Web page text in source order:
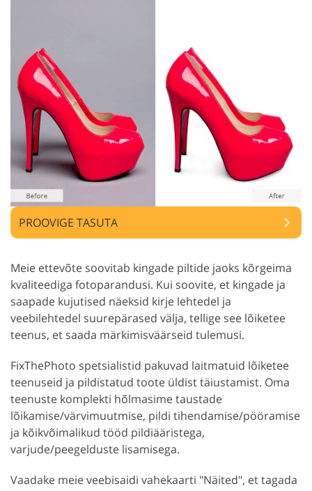
PROOVIGE TASUTA
Meie ettevõte soovitab kingade piltide jaoks kõrgeima
kvaliteediga fotoparandusi. Kui soovite, et kingade ja
saapade kujutised näeksid kirje lehtedel ja
veebilehtedel suurepärased välja, tellige see lõiketee
teenus, et saada märkimisväärseid tulemusi.
FixThePhoto spetsialistid pakuvad laitmatuid lõiketee
teenuseid ja pildistatud toote üldist täiustamist. Oma
teenuste komplekti hõlmasime taustade
lõikamise/värvimuutmise, pildi tihendamise/pööramise
ja kõikvõimalikud tööd pildiääristega,
varjude/peegelduste lisamisega.
Vaadake meie veebisaidi vahekaarti "Näited", et tagada